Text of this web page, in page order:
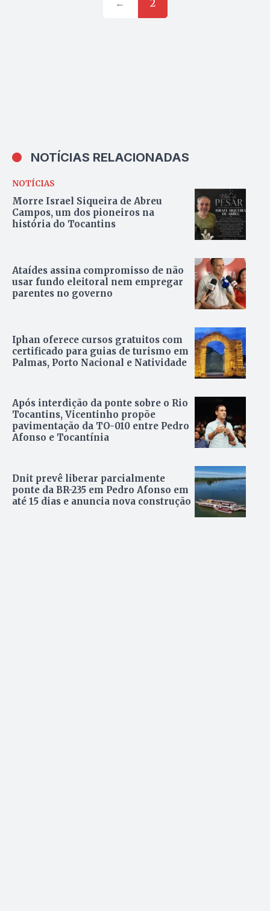
← 2
NOTÍCIAS RELACIONADAS
NOTÍCIAS
Morre Israel Siqueira de Abreu
Campos, um dos pioneiros na
história do Tocantins
Ataídes assina compromisso de não
usar fundo eleitoral nem empregar
parentes no governo
Iphan oferece cursos gratuitos com
certificado para guias de turismo em
Palmas, Porto Nacional e Natividade
Após interdição da ponte sobre o Rio
Tocantins, Vicentinho propõe
pavimentação da TO-010 entre Pedro
Afonso e Tocantínia
Dnit prevê liberar parcialmente
ponte da BR-235 em Pedro Afonso em
até 15 dias e anuncia nova construção